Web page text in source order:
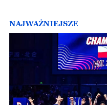
NAJWAŻNIEJSZE